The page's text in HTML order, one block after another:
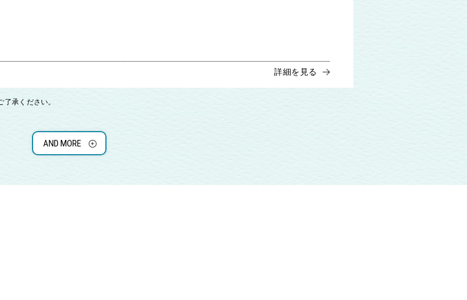
詳細を見る
承ください。
AND MORE